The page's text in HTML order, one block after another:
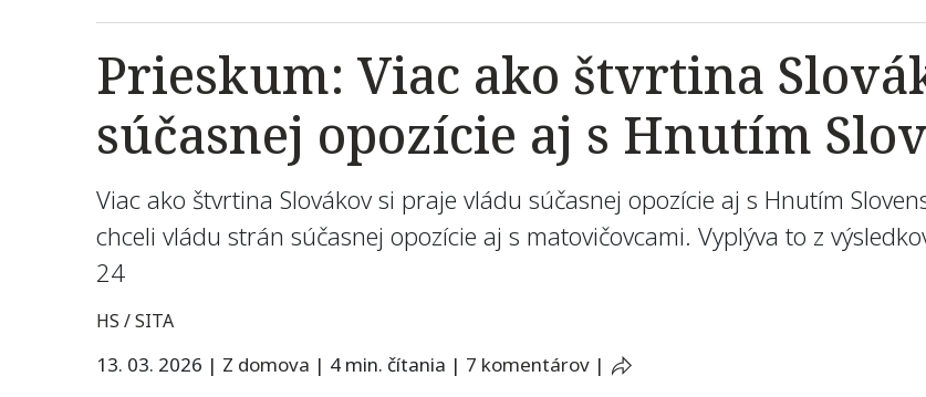
Prieskum: Viac ako štvrtina
súčasnej opozície aj s Hnutím
Viac ako štvrtina Slovákov si praje vládu súčasnej opozície aj s Hnutím
chceli vládu strán súčasnej opozície aj s matovičovcami. Vyplýva to z
24
HS / SITA
13. 03. 2026 | Z domova | 4 min. čítania | 7 komentárov |